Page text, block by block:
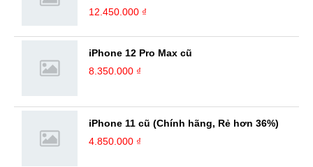
12.450.000 ₫
iPhone 12 Pro Max cũ
8.350.000 ₫
iPhone 11 cũ (Chính hãng, Rẻ hơn 36%)
4.850.000 ₫